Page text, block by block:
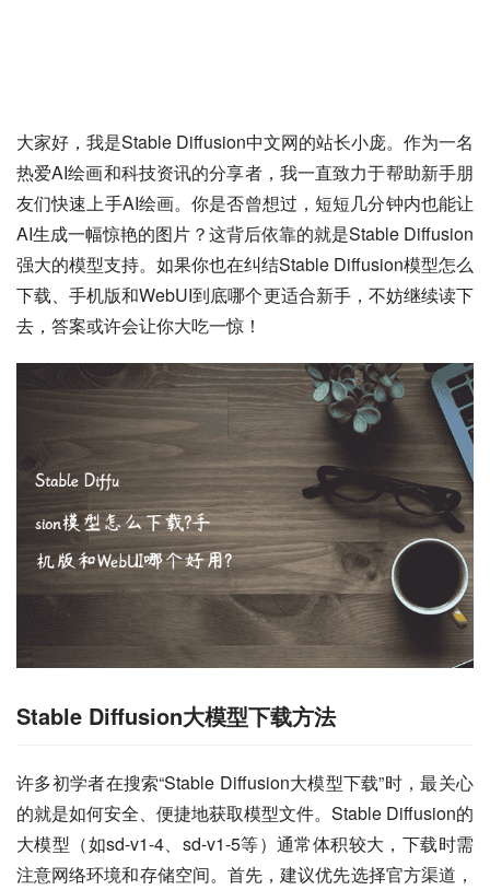
大家好，我是Stable Diffusion中文网的站长小庞。作为一名
热爱AI绘画和科技资讯的分享者，我一直致力于帮助新手朋
友们快速上手AI绘画。你是否曾想过，短短几分钟内也能让
AI生成一幅惊艳的图片？这背后依靠的就是Stable Diffusion
强大的模型支持。如果你也在纠结Stable Diffusion模型怎么
下载、手机版和WebUI到底哪个更适合新手，不妨继续读下
去，答案或许会让你大吃一惊！
Stable Diffusion大模型下载方法
许多初学者在搜索“Stable Diffusion大模型下载”时，最关心
的就是如何安全、便捷地获取模型文件。Stable Diffusion的
大模型（如sd-v1-4、sd-v1-5等）通常体积较大，下载时需
注意网络环境和存储空间。首先，建议优先选择官方渠道，